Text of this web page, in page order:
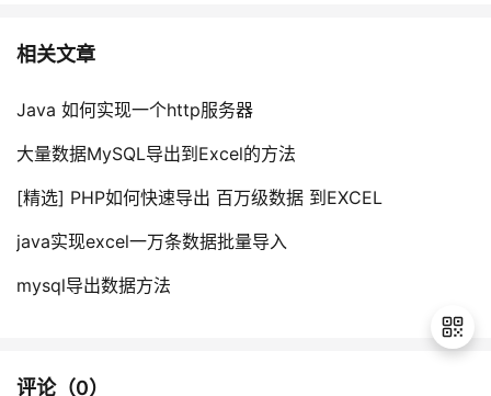
相关文章
Java 如何实现一个http服务器
大量数据MySQL导出到Excel的方法
[精选] PHP如何快速导出 百万级数据 到EXCEL
java实现excel一万条数据批量导入
mysql导出数据方法
评论（0）